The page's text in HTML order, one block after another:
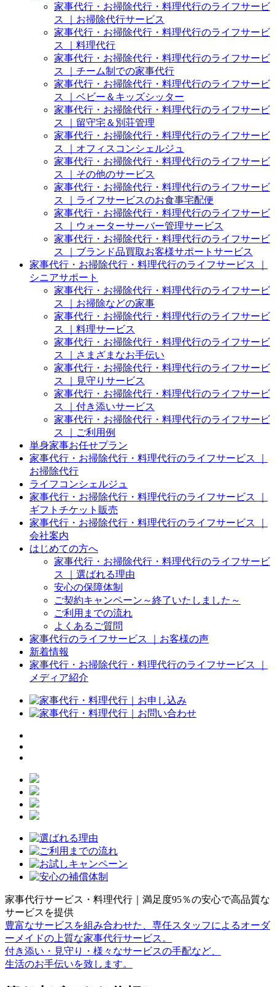
家事代行・お掃除代行・料理代行のライフサービ
ス ｜お掃除代行サービス
家事代行・お掃除代行・料理代行のライフサービ
ス ｜料理代行
家事代行・お掃除代行・料理代行のライフサービ
ス ｜チーム制での家事代行
家事代行・お掃除代行・料理代行のライフサービ
ス ｜ベビー＆キッズシッター
家事代行・お掃除代行・料理代行のライフサービ
ス ｜留守宅＆別荘管理
家事代行・お掃除代行・料理代行のライフサービ
ス ｜オフィスコンシェルジュ
家事代行・お掃除代行・料理代行のライフサービ
ス ｜その他のサービス
家事代行・お掃除代行・料理代行のライフサービ
ス ｜ライフサービスのお食事宅配便
家事代行・お掃除代行・料理代行のライフサービ
ス ｜ウォーターサーバー管理サービス
家事代行・お掃除代行・料理代行のライフサービ
ス ｜ブランド品買取お客様サポートサービス
家事代行・お掃除代行・料理代行のライフサービス ｜
シニアサポート
家事代行・お掃除代行・料理代行のライフサービ
ス ｜お掃除などの家事
家事代行・お掃除代行・料理代行のライフサービ
ス ｜料理サービス
家事代行・お掃除代行・料理代行のライフサービ
ス ｜さまざまなお手伝い
家事代行・お掃除代行・料理代行のライフサービ
ス ｜見守りサービス
家事代行・お掃除代行・料理代行のライフサービ
ス ｜付き添いサービス
家事代行・お掃除代行・料理代行のライフサービ
ス ｜ご利用例
単身家事お任せプラン
家事代行・お掃除代行・料理代行のライフサービス ｜
お掃除代行
ライフコンシェルジュ
家事代行・お掃除代行・料理代行のライフサービス ｜
ギフトチケット販売
家事代行・お掃除代行・料理代行のライフサービス ｜
会社案内
はじめての方へ
家事代行・お掃除代行・料理代行のライフサービ
ス ｜選ばれる理由
安心の保障体制
ご契約キャンペーン～終了いたしました～
ご利用までの流れ
よくあるご質問
家事代行のライフサービス ｜お客様の声
新着情報
家事代行・お掃除代行・料理代行のライフサービス ｜
メディア紹介
家事代行サービス・料理代行｜満足度95％の安心で高品質な
サービスを提供
豊富なサービスを組み合わせた、専任スタッフによるオーダ
ーメイドの上質な家事代行サービス。
付き添い・見守り・様々なサービスの手配など、
生活のお手伝いを致します。